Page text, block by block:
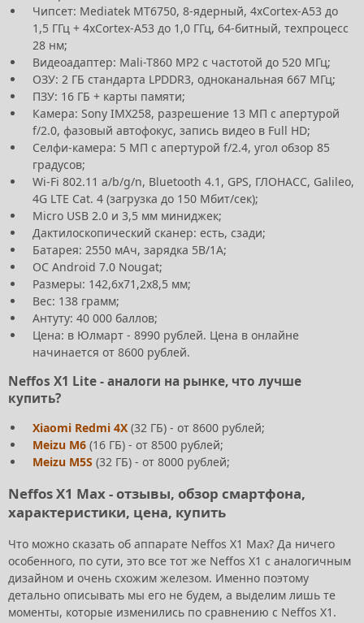
Чипсет: Mediatek MT6750, 8-ядерный, 4хCortex-A53 до
1,5 ГГц + 4хCortex-A53 до 1,0 ГГц, 64-битный, техпроцесс
28 нм;
Видеоадаптер: Mali-T860 MP2 с частотой до 520 МГц;
ОЗУ: 2 ГБ стандарта LPDDR3, одноканальная 667 МГц;
ПЗУ: 16 ГБ + карты памяти;
Камера: Sony IMX258, разрешение 13 МП с апертурой
f/2.0, фазовый автофокус, запись видео в Full HD;
Селфи-камера: 5 МП с апертурой f/2.4, угол обзор 85
градусов;
Wi-Fi 802.11 a/b/g/n, Bluetooth 4.1, GPS, ГЛОНАСС, Galileo,
4G LTE Cat. 4 (загрузка до 150 Мбит/сек);
Micro USB 2.0 и 3,5 мм миниджек;
Дактилоскопический сканер: есть, сзади;
Батарея: 2550 мАч, зарядка 5В/1А;
ОС Android 7.0 Nougat;
Размеры: 142,6x71,2x8,5 мм;
Вес: 138 грамм;
Антуту: 40 000 баллов;
Цена: в Юлмарт - 8990 рублей. Цена в онлайне
начинается от 8600 рублей.
Neffos X1 Lite - аналоги на рынке, что лучше
купить?
Xiaomi Redmi 4X (32 ГБ) - от 8600 рублей;
Meizu M6 (16 ГБ) - от 8500 рублей;
Meizu M5S (32 ГБ) - от 8000 рублей;
Neffos X1 Max - отзывы, обзор смартфона,
характеристики, цена, купить
Что можно сказать об аппарате Neffos X1 Max? Да ничего
особенного, по сути, это все тот же Neffos X1 с аналогичным
дизайном и очень схожим железом. Именно поэтому
детально описывать мы его не будем, а выделим лишь те
моменты, которые изменились по сравнению с Neffos X1.